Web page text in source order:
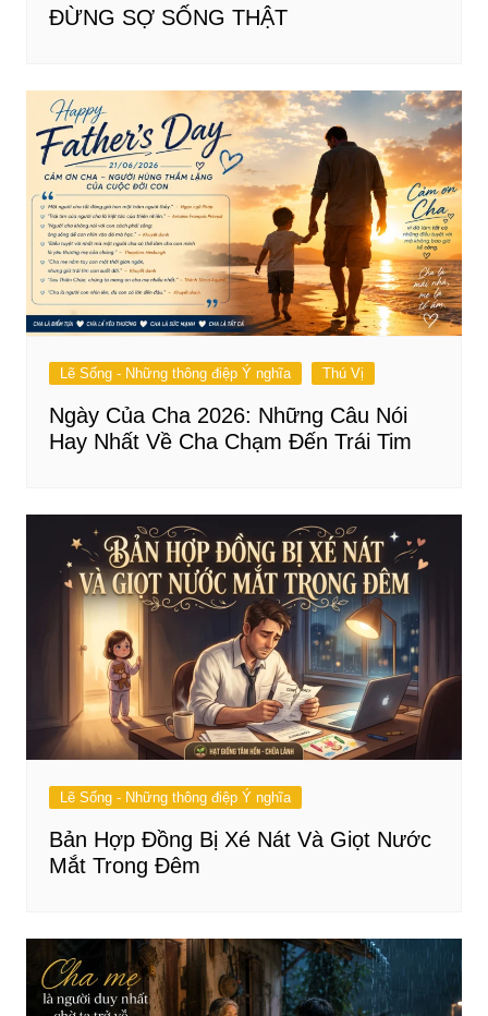
ĐỪNG SỢ SỐNG THẬT
Lẽ Sống - Những thông điệp Ý nghĩa Thú Vị
Ngày Của Cha 2026: Những Câu Nói
Hay Nhất Về Cha Chạm Đến Trái Tim
Lẽ Sống - Những thông điệp Ý nghĩa
Bản Hợp Đồng Bị Xé Nát Và Giọt Nước
Mắt Trong Đêm